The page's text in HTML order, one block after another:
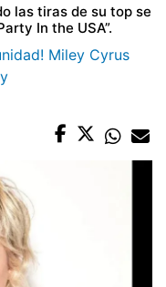
las tiras de su top se
In the USA”.
Miley Cyrus